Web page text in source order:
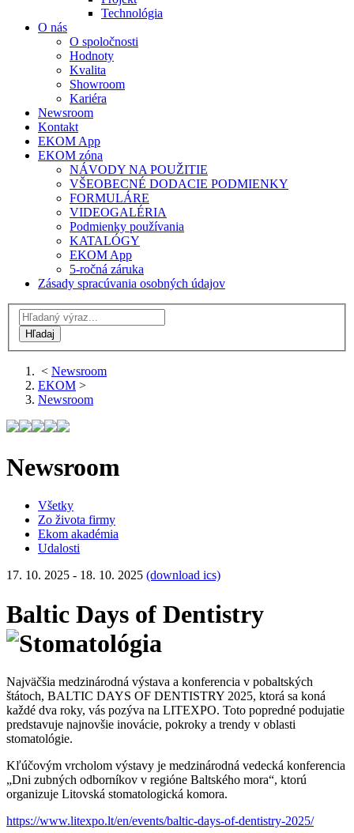
Technológia
O nás
O spoločnosti
Hodnoty
Kvalita
Showroom
Kariéra
Newsroom
Kontakt
EKOM App
EKOM zóna
NÁVODY NA POUŽITIE
VŠEOBECNÉ DODACIE PODMIENKY
FORMULÁRE
VIDEOGALÉRIA
Podmienky používania
KATALÓGY
EKOM App
5-ročná záruka
Zásady spracúvania osobných údajov
< Newsroom
EKOM >
Newsroom
Newsroom
Všetky
Zo života firmy
Ekom akadémia
Udalosti
17. 10. 2025 - 18. 10. 2025 (download ics)
Baltic Days of Dentistry
Najväčšia medzinárodná výstava a konferencia v pobaltských
štátoch, BALTIC DAYS OF DENTISTRY 2025, ktorá sa koná
každé dva roky, vás pozýva na LITEXPO. Toto popredné podujatie
predstavuje najnovšie inovácie, pokroky a trendy v oblasti
stomatológie.
Kľúčovým vrcholom výstavy je medzinárodná vedecká konferencia
„Dni zubných odborníkov v regióne Baltského mora“, ktorú
organizuje Litovská stomatologická komora.
https://www.litexpo.lt/en/events/baltic-days-of-dentistry-2025/